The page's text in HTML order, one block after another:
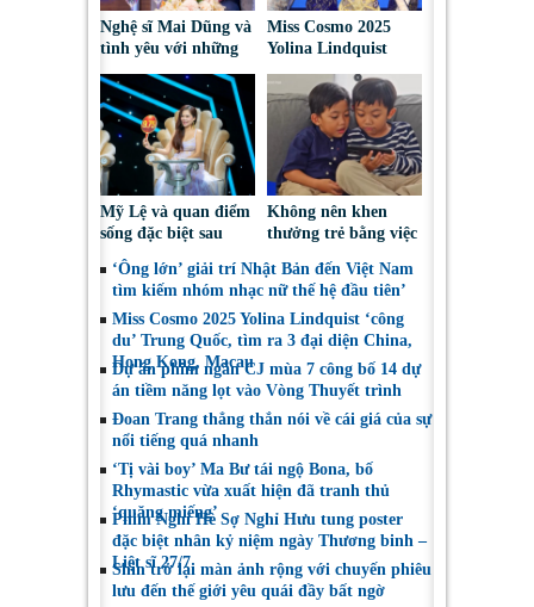
Nghệ sĩ Mai Dũng và
tình yêu với những
“vai ác dễ thương”
Miss Cosmo 2025
Yolina Lindquist
‘công du’ Nepal, tìm
đại diện mới tranh
tài Miss Cosmo 2026
Mỹ Lệ và quan điểm
sống đặc biệt sau
nhiều năm làm nghề
Không nên khen
thưởng trẻ bằng việc
thoại
‘Ông lớn’ giải trí Nhật Bản đến Việt Nam
tìm kiếm nhóm nhạc nữ thế hệ đầu tiên’
Miss Cosmo 2025 Yolina Lindquist ‘công
du’ Trung Quốc, tìm ra 3 đại diện China,
Hong Kong, Macau
Dự án phim ngắn CJ mùa 7 công bố 14 dự
án tiềm năng lọt vào Vòng Thuyết trình
Đoan Trang thẳng thắn nói về cái giá của sự
nổi tiếng quá nhanh
‘Tị vài boy’ Ma Bư tái ngộ Bona, bố
Rhymastic vừa xuất hiện đã tranh thủ
‘quăng miếng’
Phim Nghỉ Hè Sợ Nghỉ Hưu tung poster
đặc biệt nhân kỷ niệm ngày Thương binh –
Liệt sĩ 27/7
Shin trở lại màn ảnh rộng với chuyến phiêu
lưu đến thế giới yêu quái đầy bất ngờ